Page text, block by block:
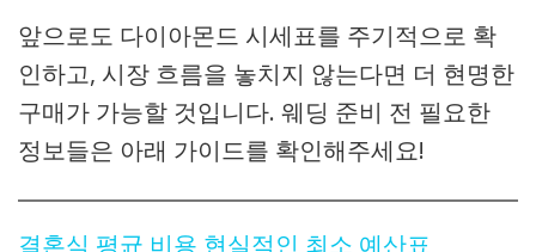
앞으로도 다이아몬드 시세표를 주기적으로 확
인하고, 시장 흐름을 놓치지 않는다면 더 현명한
구매가 가능할 것입니다. 웨딩 준비 전 필요한
정보들은 아래 가이드를 확인해주세요!
결혼식 평균 비용 현실적인 최소 예산표